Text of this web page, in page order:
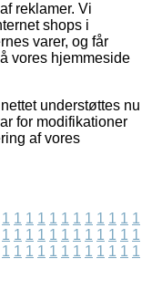
reklamer. Vi
shops i
varer, og får
vores hjemmeside
understøttes nu
for modifikationer
af vores
1 1 1 1 1 1 1 1 1 1 1 1
1 1 1 1 1 1 1 1 1 1 1 1
1 1 1 1 1 1 1 1 1 1 1 1